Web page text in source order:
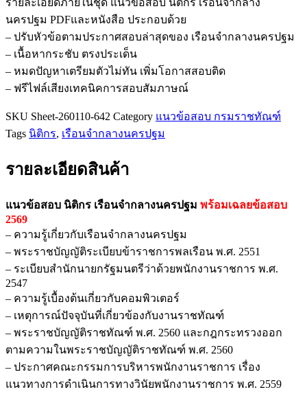
นิติกร
เรือน
จำ
กลาง
นครปฐม
ชิ้น
นครปฐม PDFและหนังสือ ประกอบด้วย
– ปรับหัวข้อตามประกาศสอบล่าสุดของ เรือนจำกลางนครปฐม
– เนื้อหากระชับ ตรงประเด็น
– หมดปัญหาเตรียมตัวไม่ทัน เพิ่มโอกาสสอบติด
– ฟรีไฟล์เสียงเทคนิคการสอบสัมภาษณ์
SKU Sheet-260110-642 Category แนวข้อสอบ กรมราชทัณฑ์
Tags นิติกร, เรือนจำกลางนครปฐม
รายละเอียดสินค้า
แนวข้อสอบ นิติกร เรือนจำกลางนครปฐม พร้อมเฉลยข้อสอบ
2569
– ความรู้เกี่ยวกับเรือนจำกลางนครปฐม
– พระราชบัญญัติระเบียบข้าราชการพลเรือน พ.ศ. 2551
– ระเบียบสำนักนายกรัฐมนตรีว่าด้วยพนักงานราชการ พ.ศ.
2547
– ความรู้เบื้องต้นเกี่ยวกับคอมพิวเตอร์
– เหตุการณ์ปัจจุบันที่เกี่ยวข้องกับงานราชทัณฑ์
– พระราชบัญญัติราชทัณฑ์ พ.ศ. 2560 และกฎกระทรวงออก
ตามความในพระราชบัญญัติราชทัณฑ์ พ.ศ. 2560
– ประกาศคณะกรรมการบริหารพนักงานราชการ เรื่อง
แนวทางการดำเนินการทางวินัยพนักงานราชการ พ.ศ. 2559